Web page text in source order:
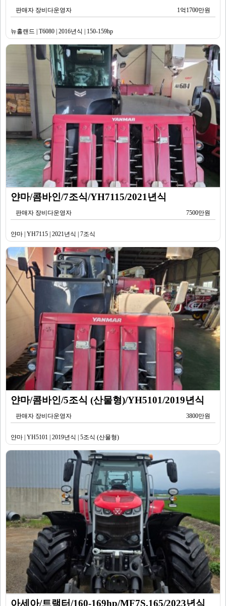
판매자 장비다운영자 1억1700만원
뉴홀랜드 | T6080 | 2016년식 | 150-159hp
얀마/콤바인/7조식/YH7115/2021년식
판매자 장비다운영자 7500만원
얀마 | YH7115 | 2021년식 | 7조식
얀마/콤바인/5조식 (산물형)/YH5101/2019년식
판매자 장비다운영자 3800만원
얀마 | YH5101 | 2019년식 | 5조식 (산물형)
아세아/트랙터/160-169hp/MF7S.165/2023년식